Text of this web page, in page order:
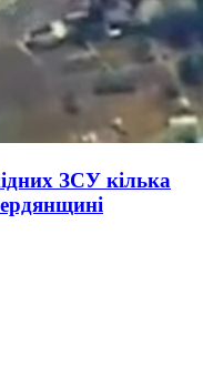
ЗСУ кілька